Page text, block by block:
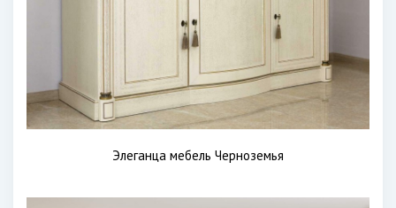
Элеганца мебель Черноземья